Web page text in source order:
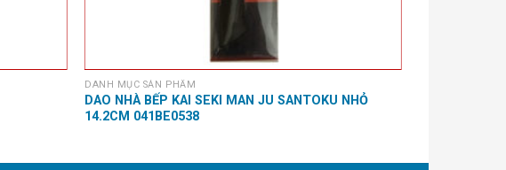
DANH MỤC SẢN PHẨM
DAO NHÀ BẾP KAI SEKI MAN JU SANTOKU NHỎ
14.2CM 041BE0538